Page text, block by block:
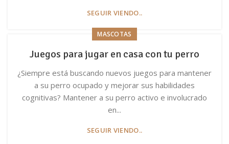
SEGUIR VIENDO..
MASCOTAS
Juegos para jugar en casa con tu perro
¿Siempre está buscando nuevos juegos para mantener
a su perro ocupado y mejorar sus habilidades
cognitivas? Mantener a su perro activo e involucrado
en...
SEGUIR VIENDO..